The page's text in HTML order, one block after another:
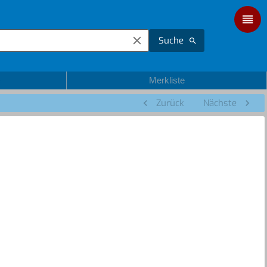
Suche
Merkliste
Zurück Nächste